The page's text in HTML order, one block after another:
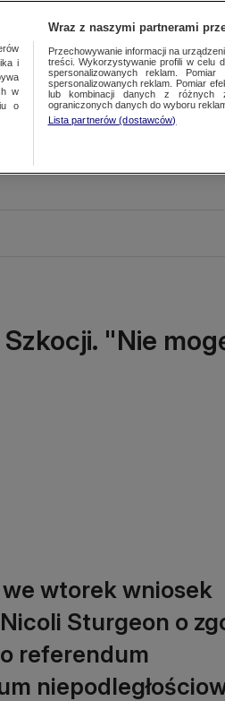
"Nie
wtorek wniosek
Sturgeon o
referendum
i
w
o
Wraz z naszymi partnerami
Przechowywanie informacji na
treści. Wykorzystywanie profili w celu
spersonalizowanych reklam.
spersonalizowanych reklam. Pomiar
lub kombinacji danych z różnych
ograniczonych danych do wyboru
Lista partnerów (dostawców)